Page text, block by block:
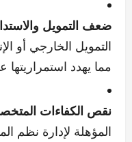
ضعف التمويل
التمويل الخارجي أو
مما يهدد
نقص الكفاءات
المؤهلة لإدارة نظم